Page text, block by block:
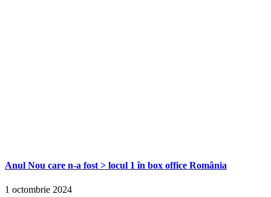
Anul Nou care n-a fost > locul 1 în box office România
1 octombrie 2024